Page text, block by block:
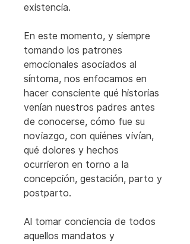
existencia.
En este momento, y siempre
tomando los patrones
emocionales asociados al
síntoma, nos enfocamos en
hacer consciente qué historias
venían nuestros padres antes
de conocerse, cómo fue su
noviazgo, con quiénes vivían,
qué dolores y hechos
ocurrieron en torno a la
concepción, gestación, parto y
postparto.
Al tomar conciencia de todos
aquellos mandatos y